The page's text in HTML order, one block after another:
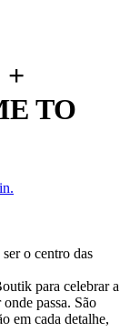
+
TO
o centro das
para celebrar a
passa. São
em cada detalhe,